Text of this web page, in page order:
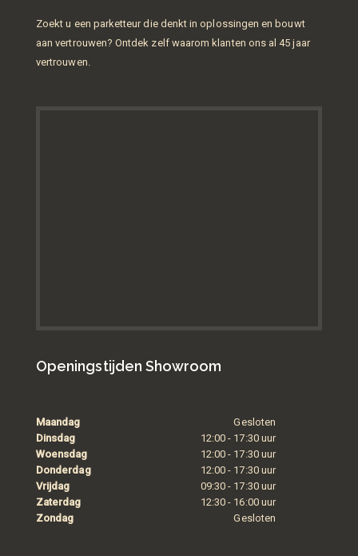
Zoekt u een parketteur die denkt in oplossingen en bouwt
aan vertrouwen? Ontdek zelf waarom klanten ons al 45 jaar
vertrouwen.
Openingstijden Showroom
Maandag
Gesloten
Dinsdag
12:00 - 17:30 uur
Woensdag
12:00 - 17:30 uur
Donderdag
12:00 - 17:30 uur
Vrijdag
09:30 - 17:30 uur
Zaterdag
12:30 - 16:00 uur
Zondag
Gesloten